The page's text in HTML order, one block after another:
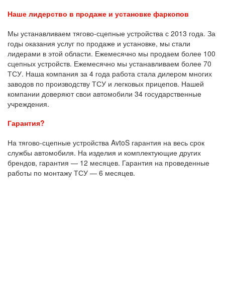
Наше лидерство в продаже и установке фаркопов
Мы устанавливаем тягово-сцепные устройства с 2013 года. За
годы оказания услуг по продаже и установке, мы стали
лидерами в этой области. Ежемесячно мы продаем более 100
сцепных устройств. Ежемесячно мы устанавливаем более 70
ТСУ. Наша компания за 4 года работа стала дилером многих
заводов по производству ТСУ и легковых прицепов. Нашей
компании доверяют свои автомобили 34 государственные
учреждения.
Гарантия?
На тягово-сцепные устройства AvtoS гарантия на весь срок
службы автомобиля. На изделия и комплектующие других
брендов, гарантия — 12 месяцев. Гарантия на проведенные
работы по монтажу ТСУ — 6 месяцев.